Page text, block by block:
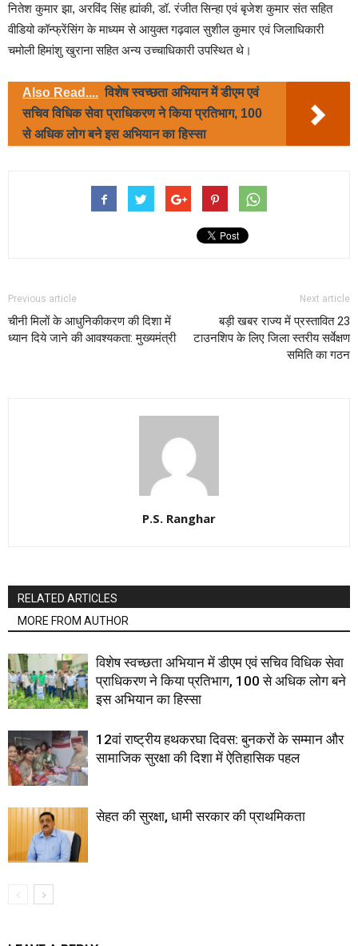
नितेश कुमार झा, अरविंद सिंह ह्यांकी, डॉ. रंजीत सिन्हा एवं बृजेश कुमार संत सहित
वीडियो कॉन्फ्रेंसिंग के माध्यम से आयुक्त गढ़वाल सुशील कुमार एवं जिलाधिकारी
चमोली हिमांशु खुराना सहित अन्य उच्चाधिकारी उपस्थित थे।
Also Read.... विशेष स्वच्छता अभियान में डीएम एवं
सचिव विधिक सेवा प्राधिकरण ने किया प्रतिभाग, 100
से अधिक लोग बने इस अभियान का हिस्सा
Previous article
चीनी मिलों के आधुनिकीकरण की दिशा में
ध्यान दिये जाने की आवश्यकता: मुख्यमंत्री
Next article
बड़ी खबर राज्य में प्रस्तावित 23
टाउनशिप के लिए जिला स्तरीय सर्वेक्षण
समिति का गठन
P.S. Ranghar
RELATED ARTICLES
MORE FROM AUTHOR
विशेष स्वच्छता अभियान में डीएम एवं सचिव विधिक सेवा
प्राधिकरण ने किया प्रतिभाग, 100 से अधिक लोग बने
इस अभियान का हिस्सा
12वां राष्ट्रीय हथकरघा दिवस: बुनकरों के सम्मान और
सामाजिक सुरक्षा की दिशा में ऐतिहासिक पहल
सेहत की सुरक्षा, धामी सरकार की प्राथमिकता